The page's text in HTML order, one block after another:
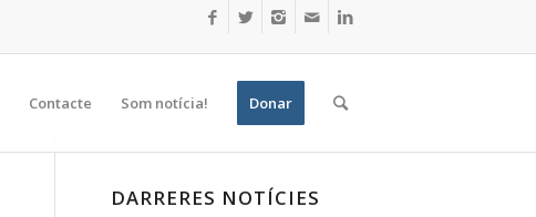
Contacte Som notícia! Donar
DARRERES NOTÍCIES